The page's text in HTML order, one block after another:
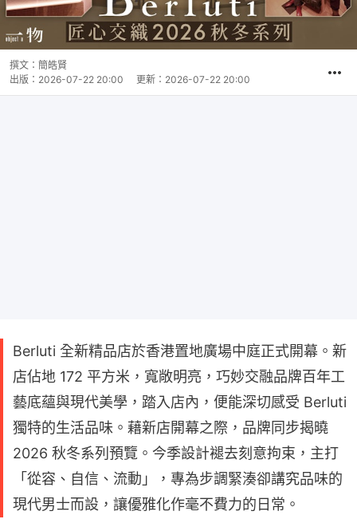
撰文： 簡皓賢
出版： 2026-07-22 20:00 更新： 2026-07-22 20:00
Berluti 全新精品店於香港置地廣場中庭正式開幕。新
店佔地 172 平方米，寬敞明亮，巧妙交融品牌百年工
藝底蘊與現代美學，踏入店內，便能深切感受 Berluti
獨特的生活品味。藉新店開幕之際，品牌同步揭曉
2026 秋冬系列預覽。今季設計褪去刻意拘束，主打
「從容、自信、流動」，專為步調緊湊卻講究品味的
現代男士而設，讓優雅化作毫不費力的日常。